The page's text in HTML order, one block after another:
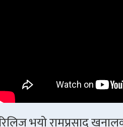
भयो रामप्रसाद